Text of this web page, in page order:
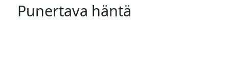
Punertava häntä